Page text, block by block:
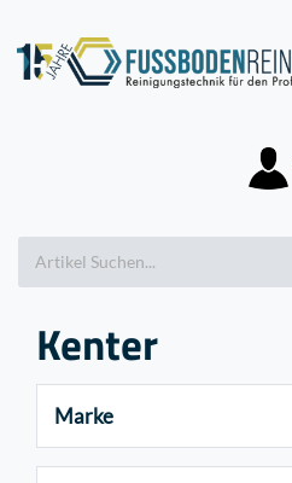
Kenter
Marke